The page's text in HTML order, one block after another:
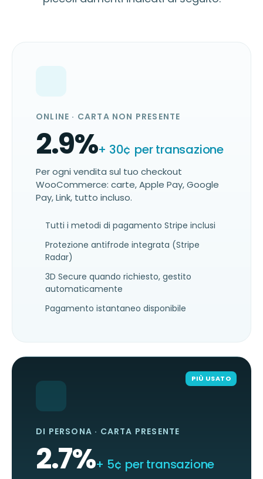
ONLINE · CARTA NON PRESENTE
2.9%+ 30¢ per transazione
Per ogni vendita sul tuo checkout
WooCommerce: carte, Apple Pay, Google
Pay, Link, tutto incluso.
Tutti i metodi di pagamento Stripe inclusi
Protezione antifrode integrata (Stripe
Radar)
3D Secure quando richiesto, gestito
automaticamente
Pagamento istantaneo disponibile
PIÙ USATO
DI PERSONA · CARTA PRESENTE
2.7%+ 5¢ per transazione